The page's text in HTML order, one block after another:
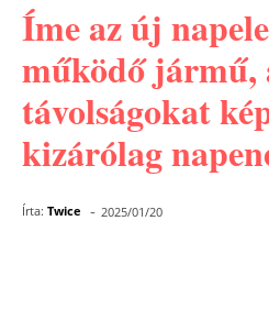
Íme az új
működő jármű,
távolságokat
kizárólag
Írta: Twice - 2025/01/20